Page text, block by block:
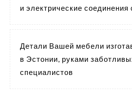
и электрические соединения
Детали Вашей мебели
в Эстонии, руками
специалистов